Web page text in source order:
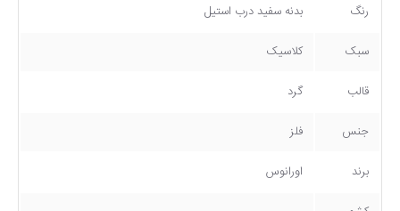
رنگ بدنه سفید درب استیل
سبک کلاسیک
قالب گرد
جنس فلز
برند اورانوس